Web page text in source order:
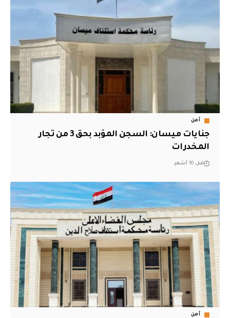
أمن
جنايات ميسان: السجن المؤبد بحق 3 من تجار
المخدرات
قبل 10 أشهر
أمن